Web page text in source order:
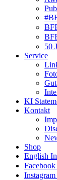
50
Service
KI
Kontakt
Shop
English